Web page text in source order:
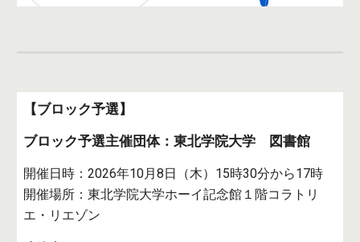
【ブロック予選】
ブロック予選主催団体：東北学院大学 図書館
開催日時：2026年10月8日（木）15時30分から17時
開催場所：東北学院大学ホーイ記念館１階コラトリ
エ・リエゾン